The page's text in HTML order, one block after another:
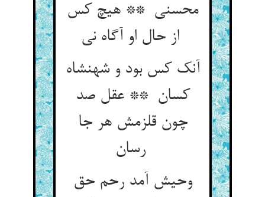
محسنی ** هیچ کس
آنک کس بود و شهنشاه
کسان ** عقل صد
چون قلزمش هر جا
رسان
وحیش آمد رحم حق